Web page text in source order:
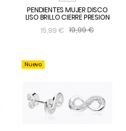
PENDIENTES MUJER DISCO
LISO BRILLO CIERRE PRESION
15,99 € 19,99 €
Nuevo